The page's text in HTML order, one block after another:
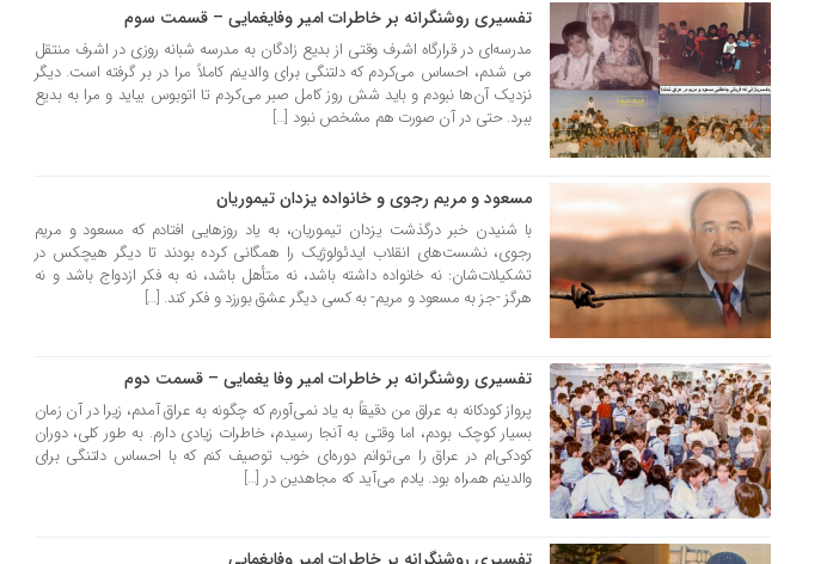
07 تیر 1405 تفسیری روشنگرانه بر خاطرات امیر وفایغمایی – قسمت سوم
مدرسه‌ای در قرارگاه اشرف وقتی از بدیع زادگان به مدرسه شبانه روزی در اشرف منتقل
می شدم، احساس می‌کردم که دلتنگی برای والدینم کاملاً مرا در بر گرفته است. دیگر
نزدیک آن‌ها نبودم و باید شش روز کامل صبر می‌کردم تا اتوبوس بیاید و مرا به بدیع
ببرد. حتی در آن صورت هم مشخص نبود […]
31 خرداد 1405 مسعود و مریم رجوی و خانواده یزدان تیموریان
با شنیدن خبر درگذشت یزدان تیموریان، به یاد روزهایی افتادم که مسعود و مریم
رجوی، نشست‌های انقلاب ایدئولوژیک را همگانی کرده بودند تا دیگر هیچکس در
تشکیلات‌شان: نه خانواده داشته باشد، نه متأهل باشد، نه به فکر ازدواج باشد و نه
هرگز -جز به مسعود و مریم- به کسی دیگر عشق بورزد و فکر کند. […]
30 خرداد 1405 تفسیری روشنگرانه بر خاطرات امیر وفا یغمایی – قسمت دوم
پرواز کودکانه به عراق من دقیقاً به یاد نمی‌آورم که چگونه به عراق آمدم، زیرا در آن زمان
بسیار کوچک بودم، اما وقتی به آنجا رسیدم، خاطرات زیادی دارم. به طور کلی، دوران
کودکی‌ام در عراق را می‌توانم دوره‌ای خوب توصیف کنم که با احساس دلتنگی برای
والدینم همراه بود. یادم می‌آید که مجاهدین در […]